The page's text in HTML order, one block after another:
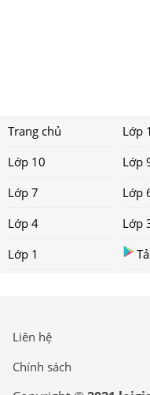
Trang chủ Lớp
Lớp 10
Lớp
Lớp 7
Lớp
Lớp 4
Lớp
Lớp 1
Liên hệ
Chính sách